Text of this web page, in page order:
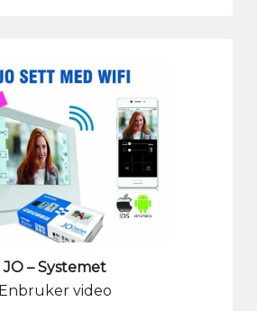
JO – Systemet
Enbruker video